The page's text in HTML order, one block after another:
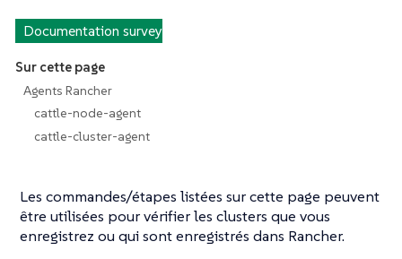
Documentation survey
Sur cette page
Agents Rancher
cattle-node-agent
cattle-cluster-agent
Les commandes/étapes listées sur cette page peuvent
être utilisées pour vérifier les clusters que vous
enregistrez ou qui sont enregistrés dans Rancher.